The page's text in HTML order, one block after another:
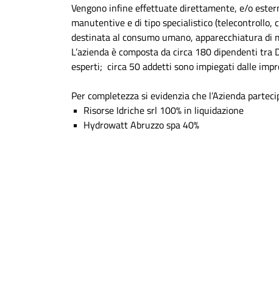
Vengono infine effettuate direttamente, e/o
manutentive e di tipo specialistico (telecontrollo,
destinata al consumo umano, apparecchiatura di
L’azienda è composta da circa 180 dipendenti
esperti; circa 50 addetti sono impiegati dalle
Per completezza si evidenzia che l’Azienda
Risorse Idriche srl 100% in liquidazione
Hydrowatt Abruzzo spa 40%